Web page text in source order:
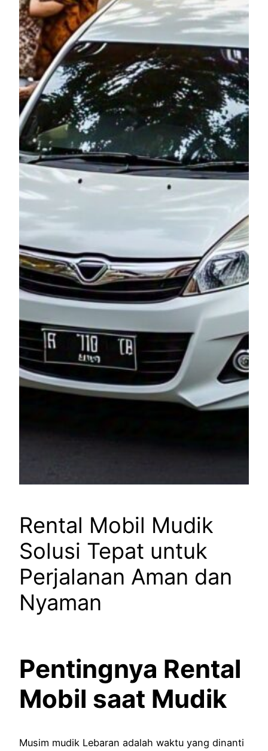
Rental Mobil Mudik
Solusi Tepat untuk
Perjalanan Aman dan
Nyaman
Pentingnya Rental
Mobil saat Mudik
Musim mudik Lebaran adalah waktu yang dinanti